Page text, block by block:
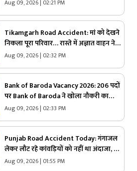
Aug 09, 2026 | 02:21 PM
Tikamgarh Road Accident: मां को देखने
निकला पूरा परिवार… रास्ते में अज्ञात वाहन ने
मारी टक्कर और…सब खत्म, मां-बेटे की मौके पर
Aug 09, 2026 | 02:32 PM
Bank of Baroda Vacancy 2026: 206 पदों
पर Bank of Baroda ने खोला नौकरी का
पिटारा, आवेदन करने का समय तेजी से हो रहा
Aug 09, 2026 | 02:33 PM
Punjab Road Accident Today: गंगाजल
लेकर लौट रहे कांवड़ियों को नहीं था अंदाजा, मौत
बनकर आई कार और सड़क पर बिछ गई लाशें…
Aug 09, 2026 | 01:55 PM